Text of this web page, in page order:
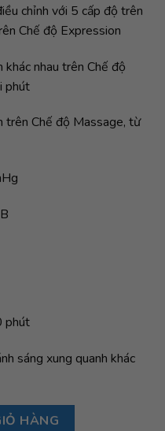
chỉnh với 5 cấp độ trên
Chế độ Expression
nhau trên Chế độ
phút
trên Chế độ Massage, từ
phút
sáng xung quanh khác
S6 số lượng
HÀNG